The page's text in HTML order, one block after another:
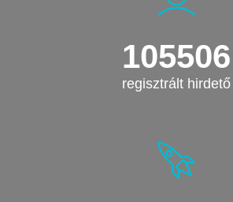
105506
regisztrált hirdető